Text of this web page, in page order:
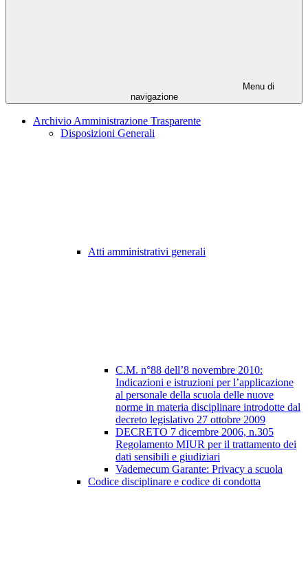
Menu di
navigazione
Archivio Amministrazione Trasparente
Disposizioni Generali
Atti amministrativi generali
C.M. n°88 dell’8 novembre 2010:
Indicazioni e istruzioni per l’applicazione
al personale della scuola delle nuove
norme in materia disciplinare introdotte dal
decreto legislativo 27 ottobre 2009
DECRETO 7 dicembre 2006, n.305
Regolamento MIUR per il trattamento dei
dati sensibili e giudiziari
Vademecum Garante: Privacy a scuola
Codice disciplinare e codice di condotta